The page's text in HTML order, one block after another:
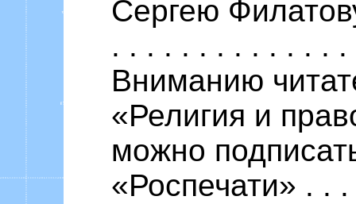
Сергею
. . . . . . . . . . . . .
Вниманию
«Религия и
можно
«Роспечати» . .